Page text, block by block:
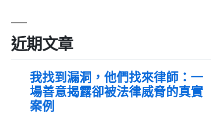
近期文章
我找到漏洞，他們找來律師：一
場善意揭露卻被法律威脅的真實
案例